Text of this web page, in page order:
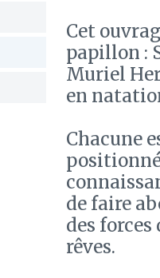
Cet
papillon :
Muriel
en
Chacune
de faire
des
rêves.